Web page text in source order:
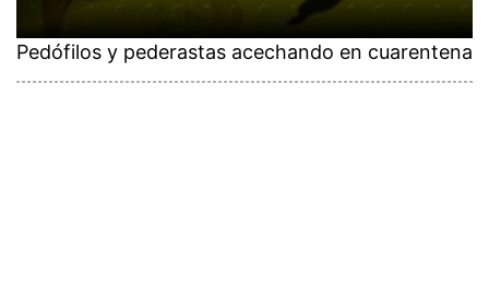
Pedófilos y pederastas acechando en cuarentena